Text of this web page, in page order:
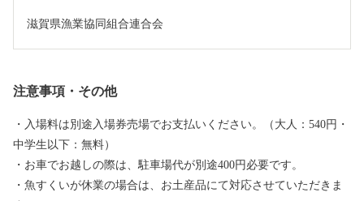
滋賀県漁業協同組合連合会
注意事項・その他
・入場料は別途入場券売場でお支払いください。（大人：540円・
中学生以下：無料）
・お車でお越しの際は、駐車場代が別途400円必要です。
・魚すくいが休業の場合は、お土産品にて対応させていただきま